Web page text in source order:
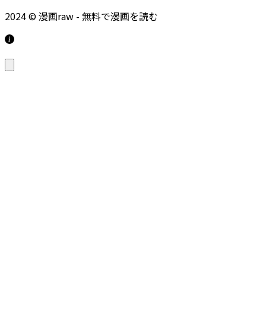
2024 © 漫画raw - 無料で漫画を読む